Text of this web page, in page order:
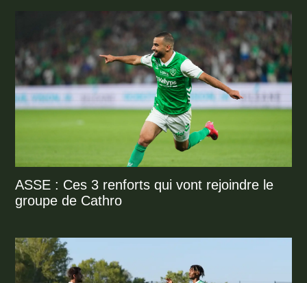
ASSE : Ces 3 renforts qui vont rejoindre le
groupe de Cathro